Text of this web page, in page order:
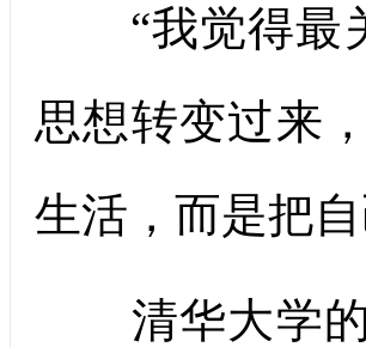
“我觉得最关
思想转变过来
生活，而是把
清华大学的